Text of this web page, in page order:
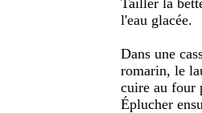
l'eau glacée.
Dans une
romarin, le
cuire au four
Éplucher